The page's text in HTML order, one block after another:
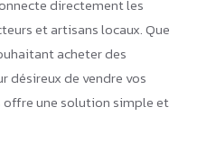
directement les
et artisans locaux. Que
acheter des
désireux de vendre vos
une solution simple et